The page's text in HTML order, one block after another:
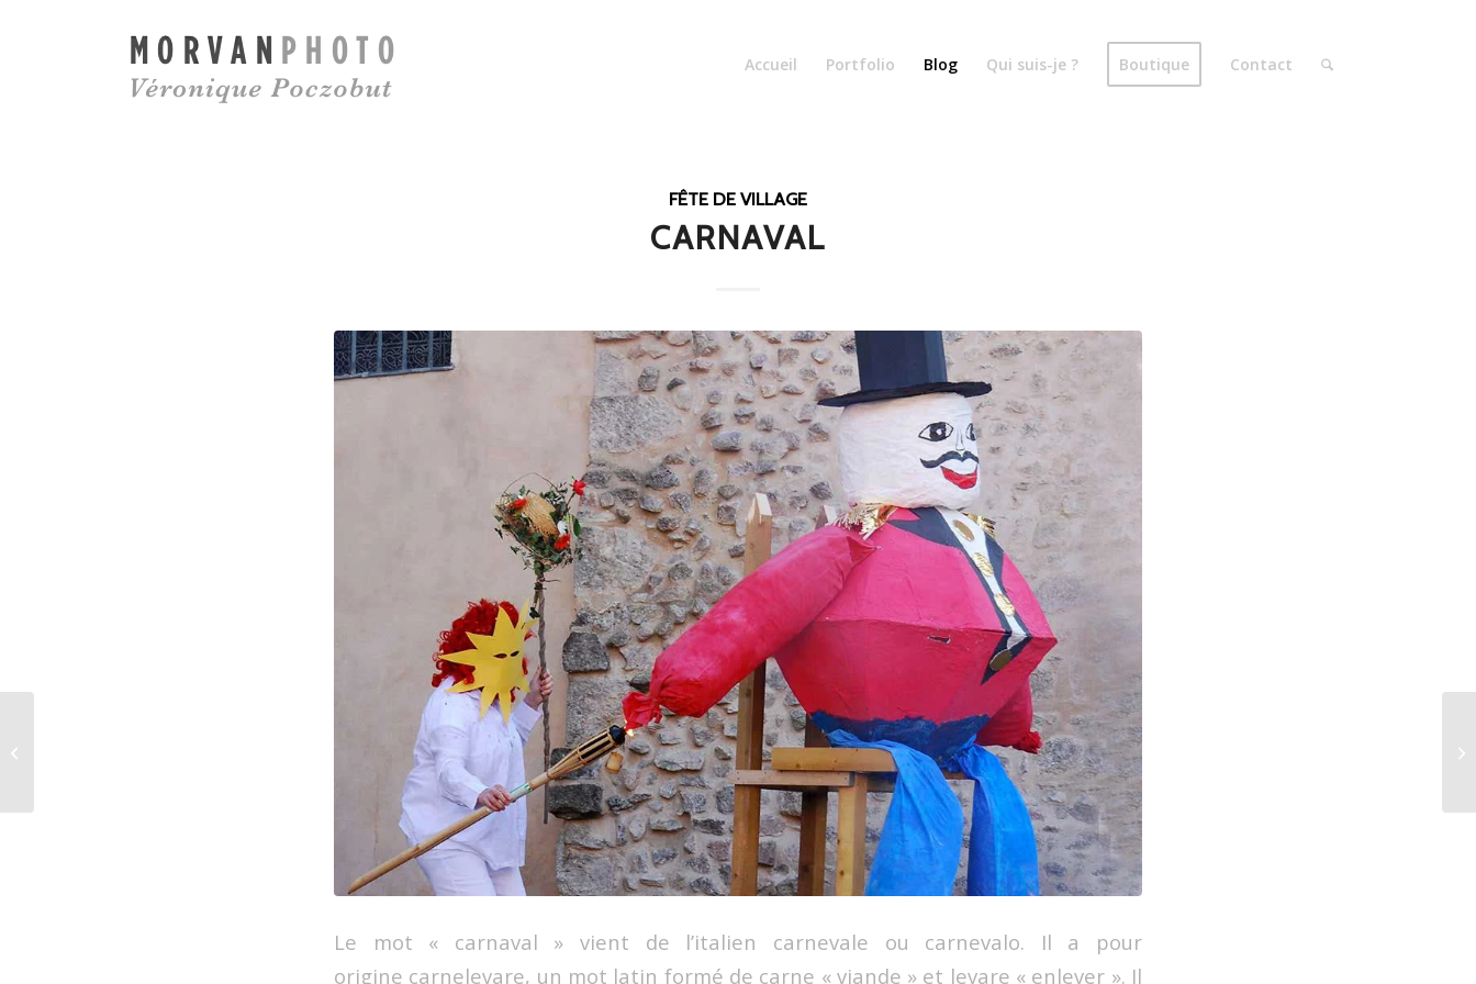
Accueil Portfolio Blog Qui suis-je ? Boutique Contact
FÊTE DE VILLAGE
CARNAVAL
Le mot « carnaval » vient de l’italien carnevale ou carnevalo. Il a pour
origine carnelevare, un mot latin formé de carne « viande » et levare « enlever ». Il